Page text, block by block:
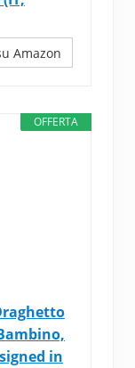
Amazon
OFFERTA
in